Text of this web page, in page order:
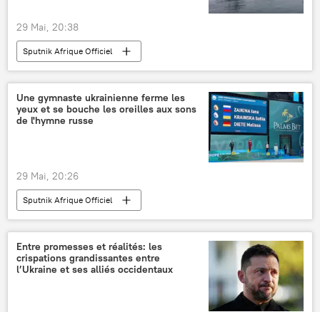
29 Mai, 20:38
Sputnik Afrique Officiel
Une gymnaste ukrainienne ferme les
yeux et se bouche les oreilles aux sons
de l'hymne russe
29 Mai, 20:26
Sputnik Afrique Officiel
Entre promesses et réalités: les
crispations grandissantes entre
l’Ukraine et ses alliés occidentaux